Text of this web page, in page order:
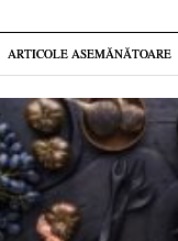
ARTICOLE ASEMĂNĂTOARE